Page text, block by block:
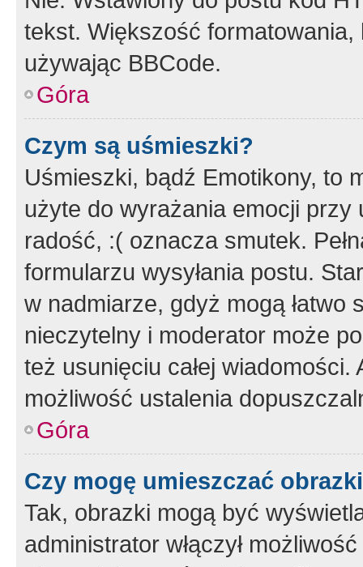
tekst. Większość
używając BBCode.
Góra
Czym są uśmieszki?
Uśmieszki, bądź Emotikony, to
użyte do wyrażania emocji
radość, :( oznacza smutek.
formularzu wysyłania postu.
w nadmiarze, gdyż mogą
nieczytelny i moderator może
też usunięciu całej
możliwość ustalenia
Góra
Czy mogę umieszczać
Tak, obrazki mogą być
administrator włączył